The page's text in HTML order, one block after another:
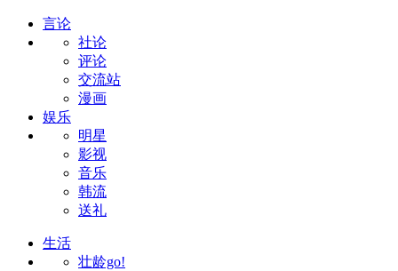
言论
社论
评论
交流站
漫画
娱乐
明星
影视
音乐
韩流
送礼
生活
壮龄go!